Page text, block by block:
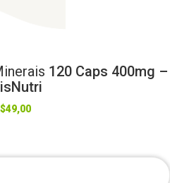
120 Caps 400mg –
49,00